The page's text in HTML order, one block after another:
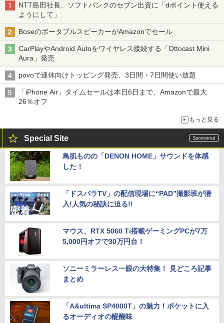
NTT島田社長、ソフトバンクのセブン出資に「dポイント使える
ようにして」
BoseのポータブルスピーカーがAmazonでセール
CarPlayやAndroid Autoをワイヤレス接続する「Ottocast Mini
Aura」発売
povoで連休向けトッピング発売、3日間・7日間使い放題
「iPhone Air」タイムセールは本日6日まで、Amazonで最大
26％オフ
もっと見る
Special Site
鳥肌ものの「DENON HOME」サウンドを体感
した！
「ドスパラTV」の配信現場に“PAD”撮影班が潜
入!人気の秘訣に迫る!!
マウス、RTX 5060 Ti搭載ゲーミングPCが7万
5,000円オフで30万円台！
ソニーミラーレス一眼の大特集！ 見どころ記事
まとめ
「A&ultima SP4000T」の魅力！ポケットに入
るオーディオの醍醐味